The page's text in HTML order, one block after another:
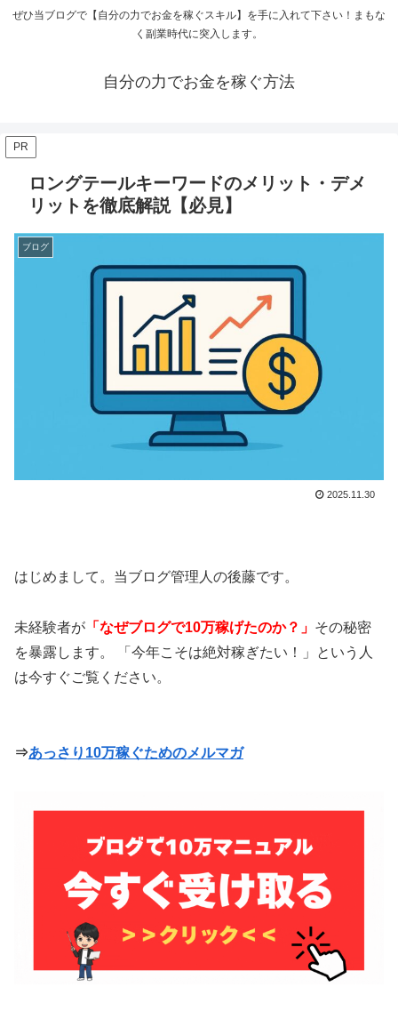
ぜひ当ブログで【自分の力でお金を稼ぐスキル】を手に入れて下さい！まもな
く副業時代に突入します。
自分の力でお金を稼ぐ方法
PR
ロングテールキーワードのメリット・デメ
リットを徹底解説【必見】
ブログ
2025.11.30
はじめまして。当ブログ管理人の後藤です。
未経験者が 「なぜブログで10万稼げたのか？」 その秘密
を暴露します。 「今年こそは絶対稼ぎたい！」という人
は今すぐご覧ください。
⇒あっさり10万稼ぐためのメルマガ